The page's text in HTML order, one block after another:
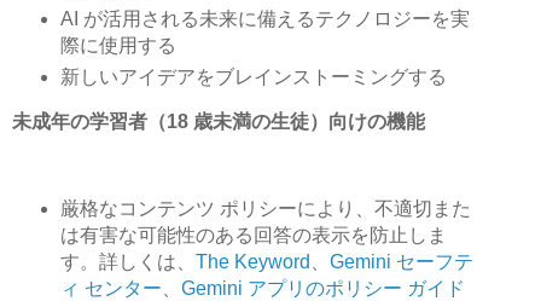
AI が活用される未来に備えるテクノロジーを実
際に使用する
新しいアイデアをブレインストーミングする
未成年の学習者（18 歳未満の生徒）向けの機能
厳格なコンテンツ ポリシーにより、不適切また
は有害な可能性のある回答の表示を防止しま
す。詳しくは、 The Keyword 、 Gemini セーフテ
ィ センター、 Gemini アプリのポリシー ガイド